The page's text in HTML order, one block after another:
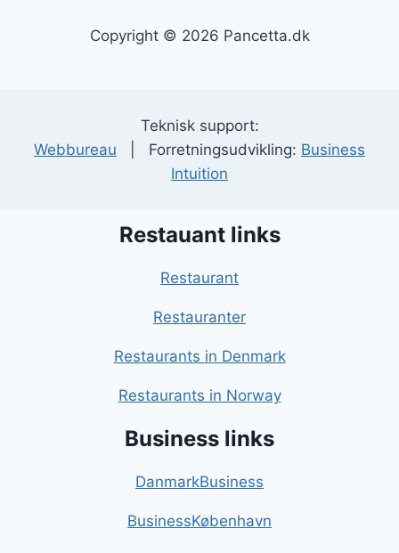
Copyright © 2026 Pancetta.dk
Teknisk support:
Webbureau | Forretningsudvikling: Business
Intuition
Restauant links
Restaurant
Restauranter
Restaurants in Denmark
Restaurants in Norway
Business links
DanmarkBusiness
BusinessKøbenhavn